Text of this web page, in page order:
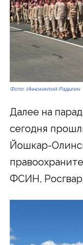
Фото: Иннокентий Радыгин
Далее на
сегодня
Йошкар-
ФСИН,